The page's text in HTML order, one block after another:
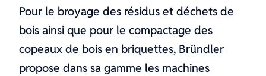
Presses à cadres et à placage
Technique d'aspiration
Broyeurs et presses à briquettes
Manipulation, transport, stockage
Équipe
Pour le broyage des résidus et déchets de
bois ainsi que pour le compactage des
copeaux de bois en briquettes, Bründler
propose dans sa gamme les machines